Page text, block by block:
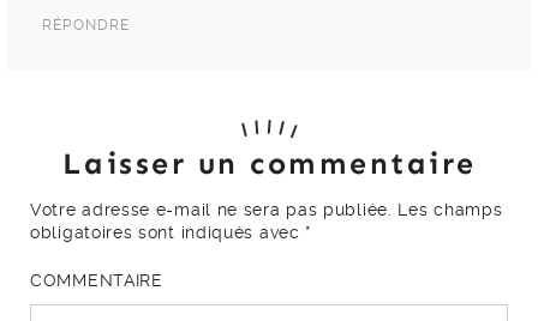
RÉPONDRE
Laisser un commentaire
Votre adresse e-mail ne sera pas publiée.
Les champs
obligatoires sont indiqués avec *
COMMENTAIRE